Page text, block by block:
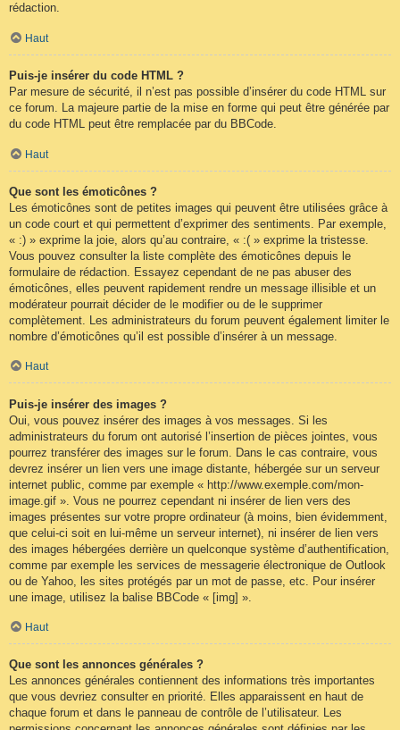
rédaction.
Haut
Puis-je insérer du code HTML ?
Par mesure de sécurité, il n’est pas possible d’insérer du code HTML sur
ce forum. La majeure partie de la mise en forme qui peut être générée par
du code HTML peut être remplacée par du BBCode.
Haut
Que sont les émoticônes ?
Les émoticônes sont de petites images qui peuvent être utilisées grâce à
un code court et qui permettent d’exprimer des sentiments. Par exemple,
« :) » exprime la joie, alors qu’au contraire, « :( » exprime la tristesse.
Vous pouvez consulter la liste complète des émoticônes depuis le
formulaire de rédaction. Essayez cependant de ne pas abuser des
émoticônes, elles peuvent rapidement rendre un message illisible et un
modérateur pourrait décider de le modifier ou de le supprimer
complètement. Les administrateurs du forum peuvent également limiter le
nombre d’émoticônes qu’il est possible d’insérer à un message.
Haut
Puis-je insérer des images ?
Oui, vous pouvez insérer des images à vos messages. Si les
administrateurs du forum ont autorisé l’insertion de pièces jointes, vous
pourrez transférer des images sur le forum. Dans le cas contraire, vous
devrez insérer un lien vers une image distante, hébergée sur un serveur
internet public, comme par exemple « http://www.exemple.com/mon-
image.gif ». Vous ne pourrez cependant ni insérer de lien vers des
images présentes sur votre propre ordinateur (à moins, bien évidemment,
que celui-ci soit en lui-même un serveur internet), ni insérer de lien vers
des images hébergées derrière un quelconque système d’authentification,
comme par exemple les services de messagerie électronique de Outlook
ou de Yahoo, les sites protégés par un mot de passe, etc. Pour insérer
une image, utilisez la balise BBCode « [img] ».
Haut
Que sont les annonces générales ?
Les annonces générales contiennent des informations très importantes
que vous devriez consulter en priorité. Elles apparaissent en haut de
chaque forum et dans le panneau de contrôle de l’utilisateur. Les